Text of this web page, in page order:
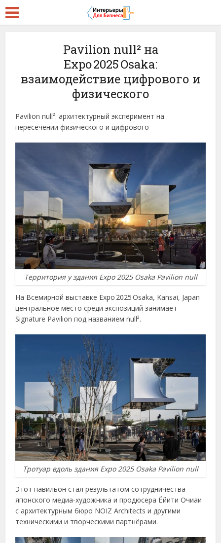
Pavilion null² на
Expo 2025 Osaka:
взаимодействие цифрового и
физического
Pavilion null²: архитектурный эксперимент на
пересечении физического и цифрового
Территория у здания Expo 2025 Osaka Pavilion null
На Всемирной выставке Expo 2025 Osaka, Kansai, Japan
центральное место среди экспозиций занимает
Signature Pavilion под названием null².
Тротуар вдоль здания Expo 2025 Osaka Pavilion null
Этот павильон стал результатом сотрудничества
японского медиа‑художника и продюсера Ёйити Очиаи
с архитектурным бюро NOIZ Architects и другими
техническими и творческими партнёрами.